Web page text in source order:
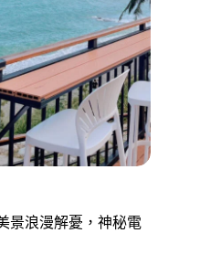
景浪漫解憂，神秘電